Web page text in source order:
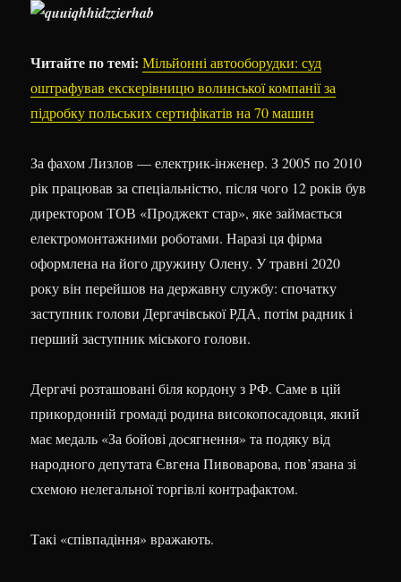
Читайте по темі: Мільйонні автооборудки: суд
оштрафував екскерівницю волинської компанії за
підробку польських сертифікатів на 70 машин
За фахом Лизлов — електрик-інженер. З 2005 по 2010
рік працював за спеціальністю, після чого 12 років був
директором ТОВ «Проджект стар», яке займається
електромонтажними роботами. Наразі ця фірма
оформлена на його дружину Олену. У травні 2020
року він перейшов на державну службу: спочатку
заступник голови Дергачівської РДА, потім радник і
перший заступник міського голови.
Дергачі розташовані біля кордону з РФ. Саме в цій
прикордонній громаді родина високопосадовця, який
має медаль «За бойові досягнення» та подяку від
народного депутата Євгена Пивоварова, пов’язана зі
схемою нелегальної торгівлі контрафактом.
Такі «співпадіння» вражають.